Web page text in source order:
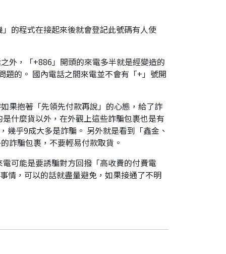
的程式在接起來後就會登記此號碼有人使
外，「+886」開頭的來電多半就是經變造的
的。 國內電話之間來電並不會有「+」號開
果抱著「先領先付款再說」的心態，給了詐
什麼貨以外，在外觀上這些詐騙包裹也是有
乎9成大多是詐騙。 另外就是看到「鑫金、
詐騙包裹，不要輕易付款取貨。
可能是要誘騙對方回撥「高收費的付費電
情，可以的話就盡量避免，如果接通了不明